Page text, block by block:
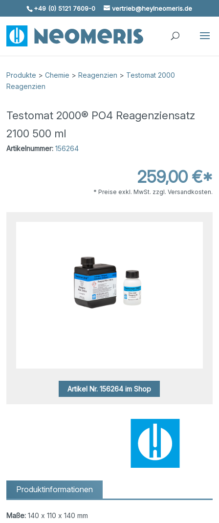
Skip To Content
+49 (0) 5121 7609-0 vertrieb@heylneomeris.de
Produkte >Chemie >Reagenzien > Testomat 2000
Reagenzien
Testomat 2000® PO4 Reagenziensatz
2100 500 ml
Artikelnummer: 156264
259,00 €*
* Preise exkl. MwSt. zzgl. Versandkosten.
Artikel Nr. 156264 im Shop
Produktinformationen
Maße: 140 x 110 x 140 mm